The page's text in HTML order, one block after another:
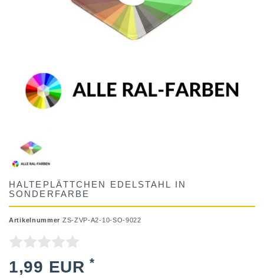
HALTEPLÄTTCHEN EDELSTAHL IN
SONDERFARBE
Artikelnummer ZS-ZVP-A2-10-SO-9022
1,99 EUR*